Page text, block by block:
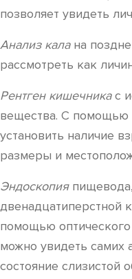
позволяет увидеть
Анализ калана
рассмотреть как
Рентген кишечникас
вещества. С помощью
установить наличие
размеры и
Эндоскопия
двенадцатиперстной
помощью
можно увидеть самих
состояние слизистой